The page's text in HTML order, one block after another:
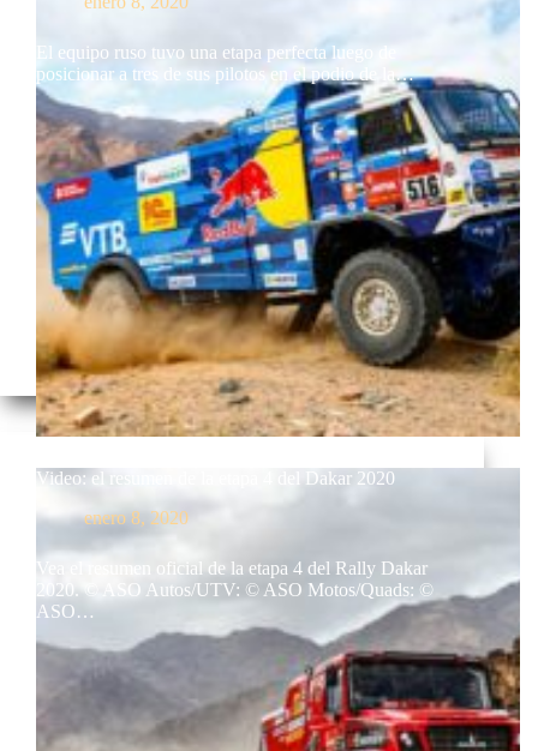
El equipo ruso tuvo una etapa perfecta luego de
posicionar a tres de sus pilotos en el podio de la…
Video: el resumen de la etapa 4 del Dakar 2020
enero 8, 2020
Vea el resumen oficial de la etapa 4 del Rally Dakar
2020. © ASO Autos/UTV: © ASO Motos/Quads: ©
ASO…